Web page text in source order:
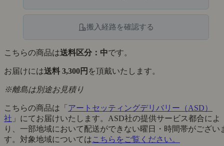
搬入経路を確認する
こちらの商品は送料区分：中です。
お届けには送料 3,300円 を頂戴いたします。
※離島は別途お見積り
こちらの商品は「 アートセッティングデリバリー（ASD）
社 」にてお届けいたします。ASD社の提供サービス都合によ
り、一部地域において配送ができない曜日・時間帯がござい
す。対象地域についてはこちらをご覧ください。